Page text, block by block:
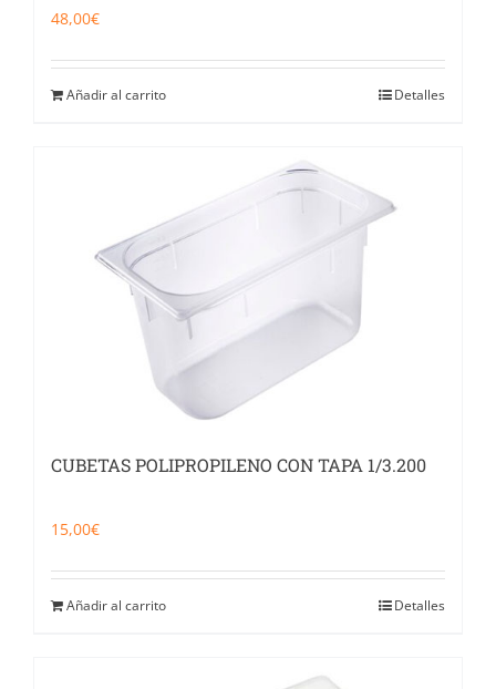
48,00€
Añadir al carrito Detalles
CUBETAS POLIPROPILENO CON TAPA 1/3.200
15,00€
Añadir al carrito Detalles